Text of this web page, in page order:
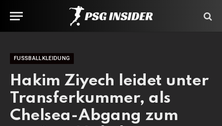
FUSSBALLKLEIDUNG
Hakim Ziyech leidet unter
Transferkummer, als
Chelsea-Abgang zum